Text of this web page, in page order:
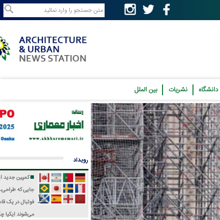
نشریات بین الملل
رویداد
کمپین جدید ایکیا؛
جایی که طراحی، فرهنگ و
فوتبال در یک قاب جمع
ایکیا چگونه جام